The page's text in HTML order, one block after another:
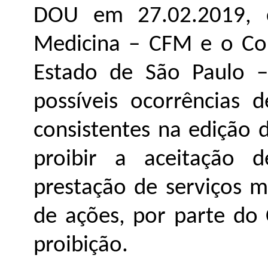
DOU em
Medicina – CFM e o
Estado de São Paulo
possíveis ocorrências
consistentes na edição
proibir a aceitação
prestação de serviços
de ações, por parte do
proibição.